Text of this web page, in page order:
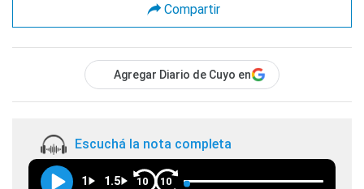
Compartir
Agregar Diario de Cuyo en
Escuchá la nota completa
1 1.5 10 10